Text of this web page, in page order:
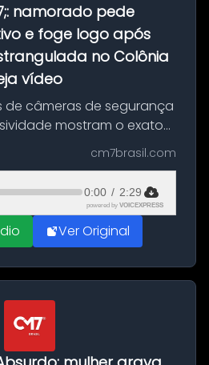
namorado pede
e foge logo após
no Colônia
vídeo
de câmeras de segurança
mostram o exato
principal suspeito da
de 28 anos. O crime
último d...
cm7brasil.com
0:00 / 2:29
powered by VOICEXPRESS
Ver Original